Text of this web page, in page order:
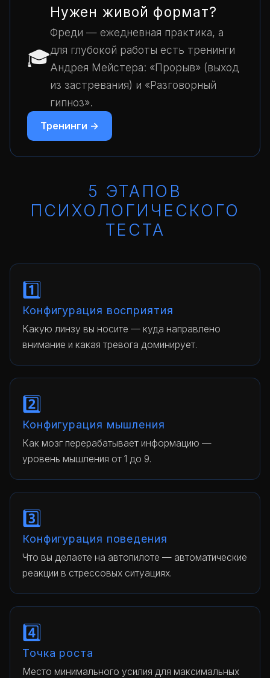
🎓
Нужен живой формат?
Фреди — ежедневная практика, а
для глубокой работы есть тренинги
Андрея Мейстера: «Прорыв» (выход
из застревания) и «Разговорный
гипноз».
Тренинги →
5 ЭТАПОВ
ПСИХОЛОГИЧЕСКОГО
ТЕСТА
1️⃣
Конфигурация восприятия
Какую линзу вы носите — куда направлено
внимание и какая тревога доминирует.
2️⃣
Конфигурация мышления
Как мозг перерабатывает информацию —
уровень мышления от 1 до 9.
3️⃣
Конфигурация поведения
Что вы делаете на автопилоте — автоматические
реакции в стрессовых ситуациях.
4️⃣
Точка роста
Место минимального усилия для максимальных